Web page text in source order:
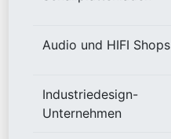
Audio und HIFI Shops
Industriedesign-
Unternehmen